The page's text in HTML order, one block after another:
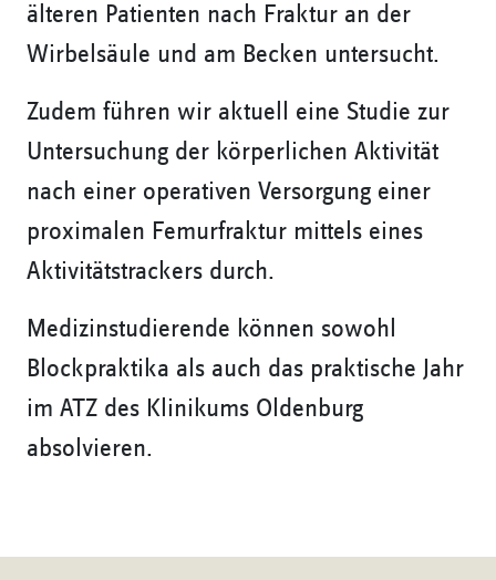
älteren Patienten nach Fraktur an der
Wirbelsäule und am Becken untersucht.
Zudem führen wir aktuell eine Studie zur
Untersuchung der körperlichen Aktivität
nach einer operativen Versorgung einer
proximalen Femurfraktur mittels eines
Aktivitätstrackers durch.
Medizinstudierende können sowohl
Blockpraktika als auch das praktische Jahr
im ATZ des Klinikums Oldenburg
absolvieren.